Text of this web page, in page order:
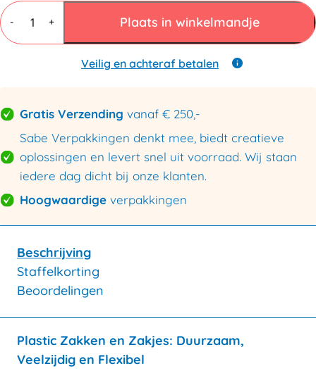
-
Plastic
zakken
200mmx300mm
30my
+ Plaats in winkelmandje
Veilig en achteraf betalen
Gratis Verzending vanaf € 250,-
Sabe Verpakkingen denkt mee, biedt creatieve
oplossingen en levert snel uit voorraad. Wij staan
iedere dag dicht bij onze klanten.
Hoogwaardige verpakkingen
Beschrijving
Staffelkorting
Beoordelingen
Plastic Zakken en Zakjes: Duurzaam,
Veelzijdig en Flexibel